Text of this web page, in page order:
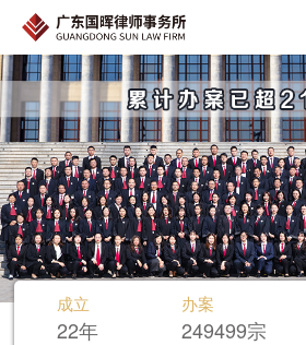
成立
22年
办案
249499宗